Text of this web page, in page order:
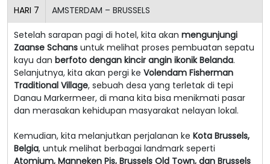
HARI 7 AMSTERDAM – BRUSSELS
Setelah sarapan pagi di hotel, kita akan mengunjungi
Zaanse Schans untuk melihat proses pembuatan sepatu
kayu dan berfoto dengan kincir angin ikonik Belanda.
Selanjutnya, kita akan pergi ke Volendam Fisherman
Traditional Village, sebuah desa yang terletak di tepi
Danau Markermeer, di mana kita bisa menikmati pasar
dan merasakan kehidupan masyarakat nelayan lokal.
Kemudian, kita melanjutkan perjalanan ke Kota Brussels,
Belgia, untuk melihat berbagai landmark seperti
Atomium, Manneken Pis, Brussels Old Town, dan Brussels